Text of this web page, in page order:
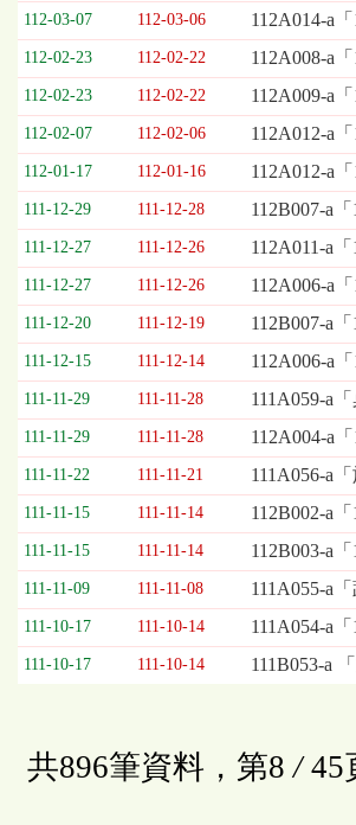
購
列
表，
欄
位
依
序
開
標
期、
截
標
日
期、
公
告
事
項
112-03-07 112-03-06 112A014-a
112-02-23 112-02-22 112A008-a
112-02-23 112-02-22 112A009-a
112-02-07 112-02-06 112A012-a
112-01-17 112-01-16 112A012-a
111-12-29 111-12-28 112B007-a
111-12-27 111-12-26 112A011-a
111-12-27 111-12-26 112A006-a
111-12-20 111-12-19 112B007-a
111-12-15 111-12-14 112A006-a
111-11-29 111-11-28 111A059-a
111-11-29 111-11-28 112A004-a
111-11-22 111-11-21 111A056-a
111-11-15 111-11-14 112B002-a
111-11-15 111-11-14 112B003-a
111-11-09 111-11-08 111A055-a
111-10-17 111-10-14 111A054-a
111-10-17 111-10-14 111B053-a
共896筆資料，第8 /45